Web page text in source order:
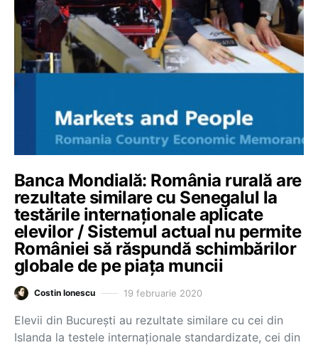
Banca Mondială: România rurală are
rezultate similare cu Senegalul la
testările internaționale aplicate
elevilor / Sistemul actual nu permite
României să răspundă schimbărilor
globale de pe piața muncii
Costin Ionescu 19 februarie 2020
Elevii din București au rezultate similare cu cei din
Islanda la testele internaționale standardizate, cei din